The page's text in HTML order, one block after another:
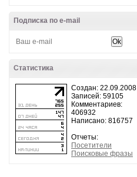
Подписка по e-mail
Статистика
Создан: 22.09.2008
Записей: 59105
Комментариев:
406932
Написано: 816757
Отчеты:
Посетители
Поисковые фразы